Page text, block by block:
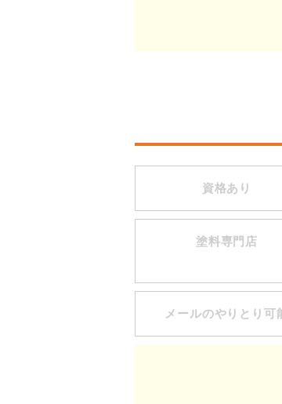
資格あり
塗料専門店
メールのやりとり可